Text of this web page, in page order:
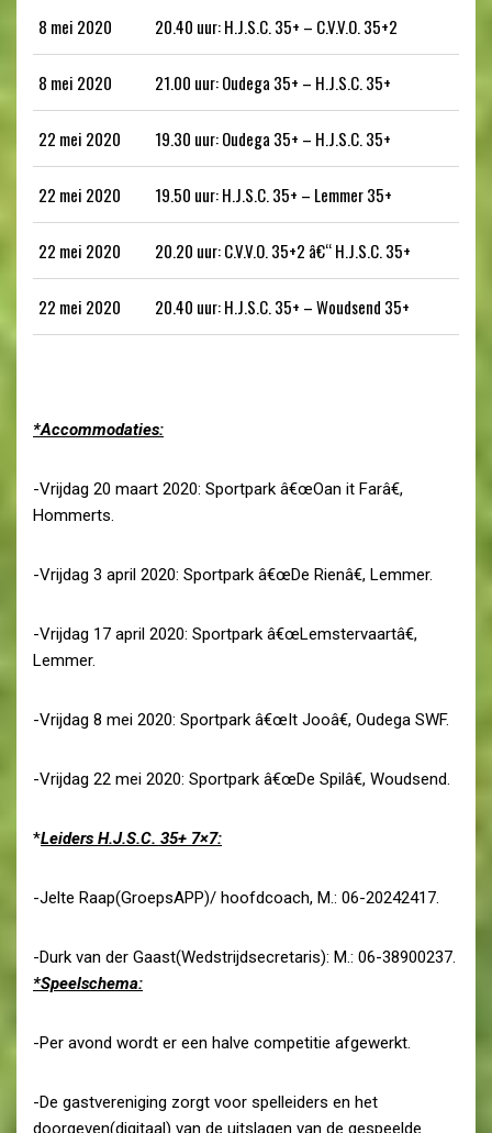
8 mei 2020 20.40 uur: H.J.S.C. 35+ – C.V.V.O. 35+2
8 mei 2020 21.00 uur: Oudega 35+ – H.J.S.C. 35+
22 mei 2020 19.30 uur: Oudega 35+ – H.J.S.C. 35+
22 mei 2020 19.50 uur: H.J.S.C. 35+ – Lemmer 35+
22 mei 2020 20.20 uur: C.V.V.O. 35+2 â€“ H.J.S.C. 35+
22 mei 2020 20.40 uur: H.J.S.C. 35+ – Woudsend 35+
*Accommodaties:
-Vrijdag 20 maart 2020: Sportpark â€œOan it Farâ€,
Hommerts.
-Vrijdag 3 april 2020: Sportpark â€œDe Rienâ€, Lemmer.
-Vrijdag 17 april 2020: Sportpark â€œLemstervaartâ€,
Lemmer.
-Vrijdag 8 mei 2020: Sportpark â€œIt Jooâ€, Oudega SWF.
-Vrijdag 22 mei 2020: Sportpark â€œDe Spilâ€, Woudsend.
*Leiders H.J.S.C. 35+ 7×7:
-Jelte Raap(GroepsAPP)/ hoofdcoach, M.: 06-20242417.
-Durk van der Gaast(Wedstrijdsecretaris): M.: 06-38900237.
*Speelschema:
-Per avond wordt er een halve competitie afgewerkt.
-De gastvereniging zorgt voor spelleiders en het
doorgeven(digitaal) van de uitslagen van de gespeelde